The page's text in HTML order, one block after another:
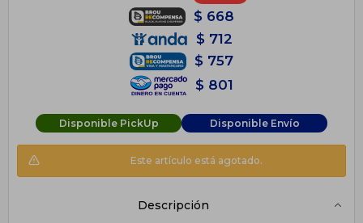
$ 668
$ 712
$ 757
$ 801
Disponible PickUp Disponible Envío
Este artículo está agotado.
Descripción